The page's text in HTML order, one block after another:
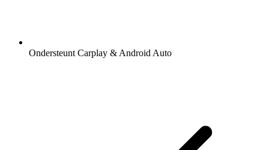
Ondersteunt Carplay & Android Auto